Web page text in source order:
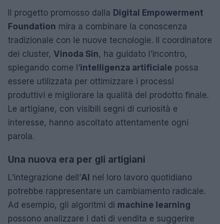
Il progetto promosso dalla Digital Empowerment
Foundation mira a combinare la conoscenza
tradizionale con le nuove tecnologie. Il coordinatore
dei cluster, Vinoda Sin, ha guidato l’incontro,
spiegando come l’intelligenza artificiale possa
essere utilizzata per ottimizzare i processi
produttivi e migliorare la qualità del prodotto finale.
Le artigiane, con visibili segni di curiosità e
interesse, hanno ascoltato attentamente ogni
parola.
Una nuova era per gli artigiani
L’integrazione dell’AI nel loro lavoro quotidiano
potrebbe rappresentare un cambiamento radicale.
Ad esempio, gli algoritmi di machine learning
possono analizzare i dati di vendita e suggerire